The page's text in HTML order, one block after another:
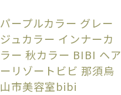
パープルカラー グレー
ジュカラー インナーカ
ラー 秋カラー BIBI ヘア
ーリゾートビビ 那須烏
山市美容室bibi